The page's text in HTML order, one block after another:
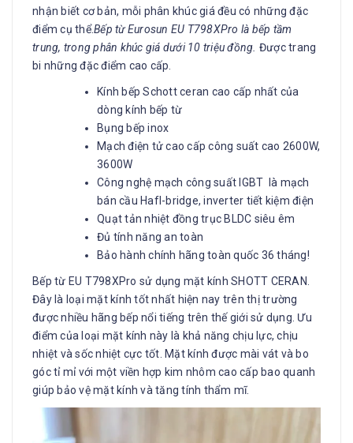
nhận biết cơ bản, mỗi phân khúc giá đều có những đặc
điểm cụ thể.Bếp từ Eurosun EU T798XPro là bếp tầm
trung, trong phân khúc giá dưới 10 triệu đồng. Được trang
bi những đặc điểm cao cấp.
Kính bếp Schott ceran cao cấp nhất của
dòng kính bếp từ
Bụng bếp inox
Mạch điện tử cao cấp công suất cao 2600W,
3600W
Công nghệ mạch công suất IGBT là mạch
bán cầu Hafl-bridge, inverter tiết kiệm điện
Quạt tản nhiệt đồng trục BLDC siêu êm
Đủ tính năng an toàn
Bảo hành chính hãng toàn quốc 36 tháng!
Bếp từ EU T798XPro sử dụng mặt kính SHOTT CERAN.
Đây là loại mặt kính tốt nhất hiện nay trên thị trường
được nhiều hãng bếp nổi tiếng trên thế giới sử dụng. Ưu
điểm của loại mặt kính này là khả năng chịu lực, chịu
nhiệt và sốc nhiệt cực tốt. Mặt kính được mài vát và bo
góc tỉ mỉ với một viền hợp kim nhôm cao cấp bao quanh
giúp bảo vệ mặt kính và tăng tính thẩm mĩ.